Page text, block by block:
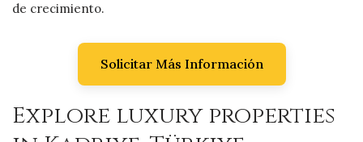
de crecimiento.
Solicitar Más Información
Explore luxury properties